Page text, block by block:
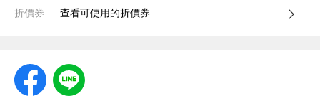
折價券 查看可使用的折價券